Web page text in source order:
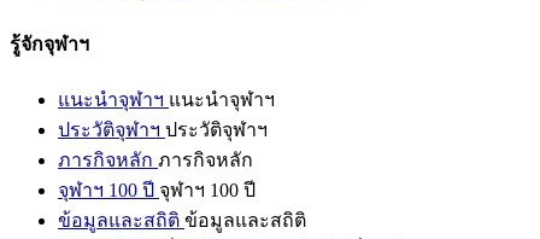
รู้จักจุฬาฯ
แนะนำจุฬาฯ แนะนำจุฬาฯ
ประวัติจุฬาฯ ประวัติจุฬาฯ
ภารกิจหลัก ภารกิจหลัก
จุฬาฯ 100 ปี จุฬาฯ 100 ปี
ข้อมูลและสถิติ ข้อมูลและสถิติ